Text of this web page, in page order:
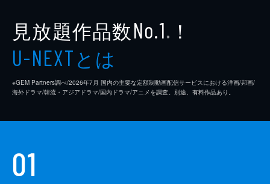
見放題作品数No.1 ※ ！
U-NEXTとは
※GEM Partners調べ/2026年7⽉ 国内の主要な定額制動画配信サービスにおける洋画/邦画/
海外ドラマ/韓流・アジアドラマ/国内ドラマ/アニメを調査。別途、有料作品あり。
01